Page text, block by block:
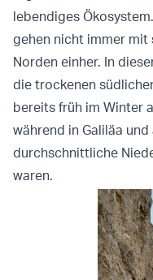
lebendiges
gehen nicht immer mit
Norden einher. In
die trockenen
bereits früh im Winter
während in Galiläa
durchschnittliche
waren.